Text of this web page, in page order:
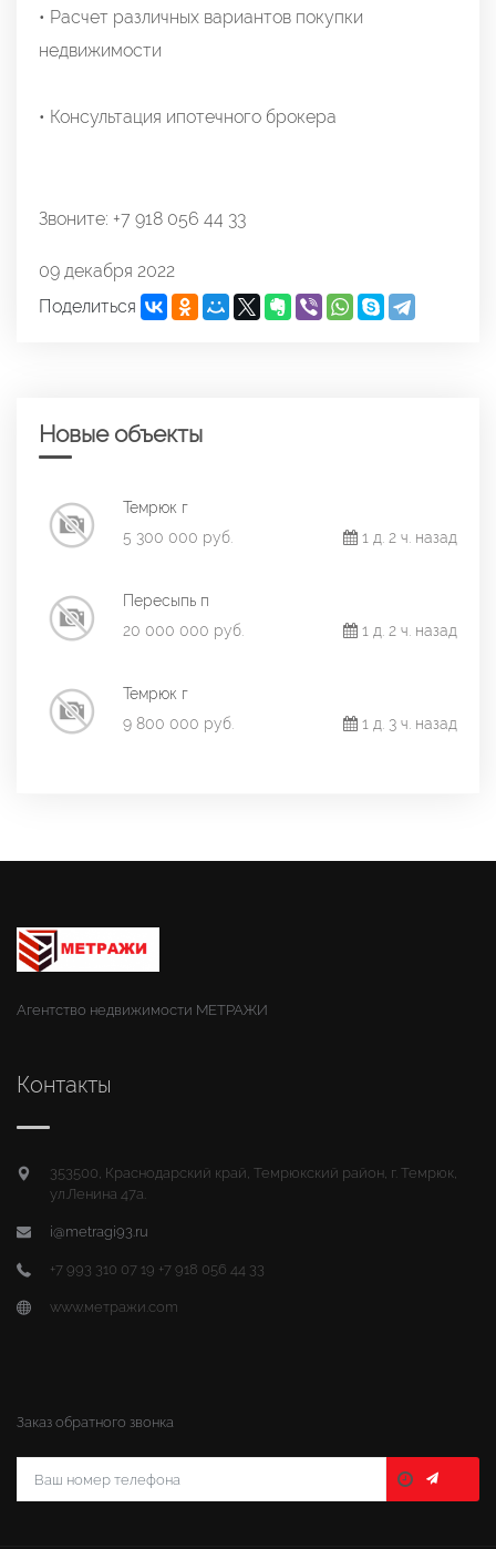
• Расчет различных вариантов покупки
недвижимости
• Консультация ипотечного брокера
Звоните: +7 918 056 44 33
09 декабря 2022
Поделиться
Новые объекты
Темрюк г
5 300 000 руб.
1 д. 2 ч. назад
Пересыпь п
20 000 000 руб.
1 д. 2 ч. назад
Темрюк г
9 800 000 руб.
1 д. 3 ч. назад
Агентство недвижимости МЕТРАЖИ
Контакты
353500, Краснодарский край, Темрюкский район, г. Темрюк,
ул.Ленина 47а.
i@metragi93.ru
+7 993 310 07 19 +7 918 056 44 33
www.метражи.com
Заказ обратного звонка